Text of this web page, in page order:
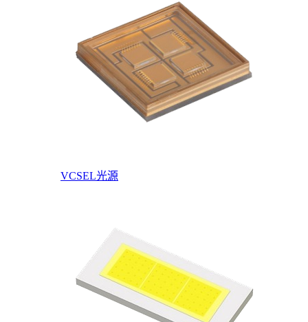
VCSEL光源